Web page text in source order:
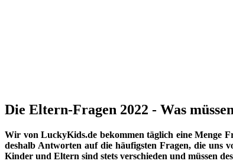
Die Eltern-Fragen 2022 - Was
Wir von LuckyKids.de bekommen täglich eine Menge
deshalb Antworten auf die häufigsten Fragen, die uns
Kinder und Eltern sind stets verschieden und müssen